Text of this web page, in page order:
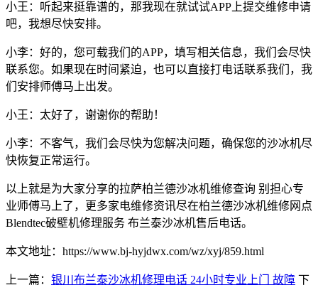
小王：听起来挺靠谱的，那我现在就试试APP上提交维修申请
吧，我想尽快安排。
小李：好的，您可载我们的APP，填写相关信息，我们会尽快
联系您。如果现在时间紧迫，也可以直接打电话联系我们，我
们安排师傅马上出发。
小王：太好了，谢谢你的帮助！
小李：不客气，我们会尽快为您解决问题，确保您的沙冰机尽
快恢复正常运行。
以上就是为大家分享的拉萨柏兰德沙冰机维修查询 别担心专
业师傅马上了，更多家电维修资讯尽在柏兰德沙冰机维修网点
Blendtec破壁机修理服务 布兰泰沙冰机售后电话。
本文地址：https://www.bj-hyjdwx.com/wz/xyj/859.html
上一篇： 银川布兰泰沙冰机修理电话 24小时专业上门 故障 下